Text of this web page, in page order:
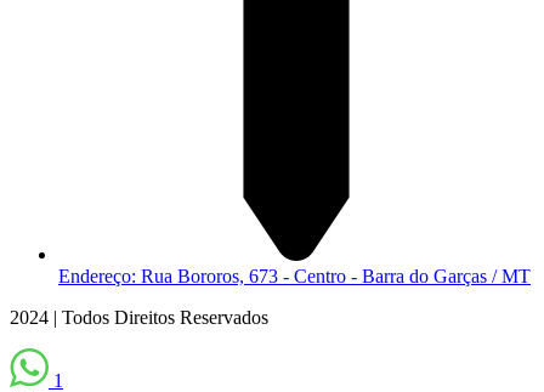
Endereço: Rua Bororos, 673 - Centro - Barra do Garças / MT
2024 | Todos Direitos Reservados
1